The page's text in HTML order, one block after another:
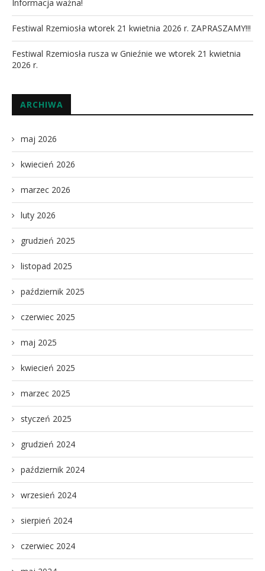
Informacja ważna!
Festiwal Rzemiosła wtorek 21 kwietnia 2026 r. ZAPRASZAMY!!!
Festiwal Rzemiosła rusza w Gnieźnie we wtorek 21 kwietnia
2026 r.
ARCHIWA
maj 2026
kwiecień 2026
marzec 2026
luty 2026
grudzień 2025
listopad 2025
październik 2025
czerwiec 2025
maj 2025
kwiecień 2025
marzec 2025
styczeń 2025
grudzień 2024
październik 2024
wrzesień 2024
sierpień 2024
czerwiec 2024